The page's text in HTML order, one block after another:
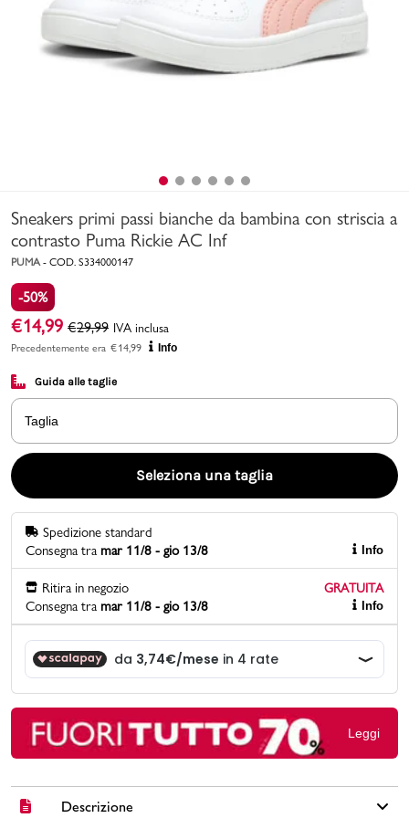
Uomo Bambino
Marchi
Promo & News
contatti
Gift card
Sneakers primi passi bianche da bambina con striscia a
contrasto Puma Rickie AC Inf
PUMA - COD. S334000147
-50%
€14,99 €29,99 IVA inclusa
Precedentemente era €14,99 Info
Guida alle taglie
Taglia
Seleziona una taglia
Spedizione standard
Consegna tra mar 11/8 - gio 13/8 Info
Ritira in negozio
GRATUITA
Consegna tra mar 11/8 - gio 13/8 Info
Leggi
Descrizione